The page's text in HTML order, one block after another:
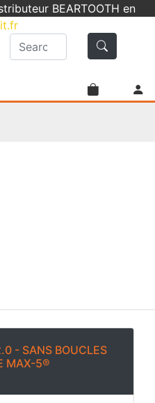
BEARTOOTH en
- SANS BOUCLES
MAX-5®